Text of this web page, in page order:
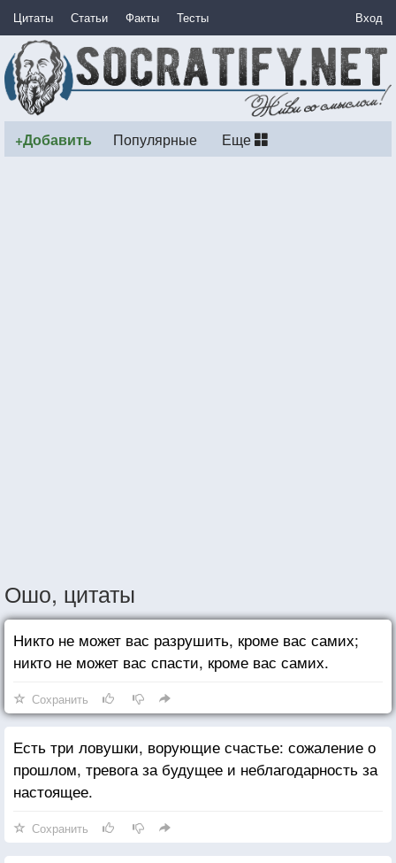
Цитаты Статьи Факты Тесты Вход
+Добавить Популярные Еще
Ошо, цитаты
Никто не может вас разрушить, кроме вас самих;
никто не может вас спасти, кроме вас самих.
Сохранить
Есть три ловушки, ворующие счастье: сожаление о
прошлом, тревога за будущее и неблагодарность за
настоящее.
Сохранить